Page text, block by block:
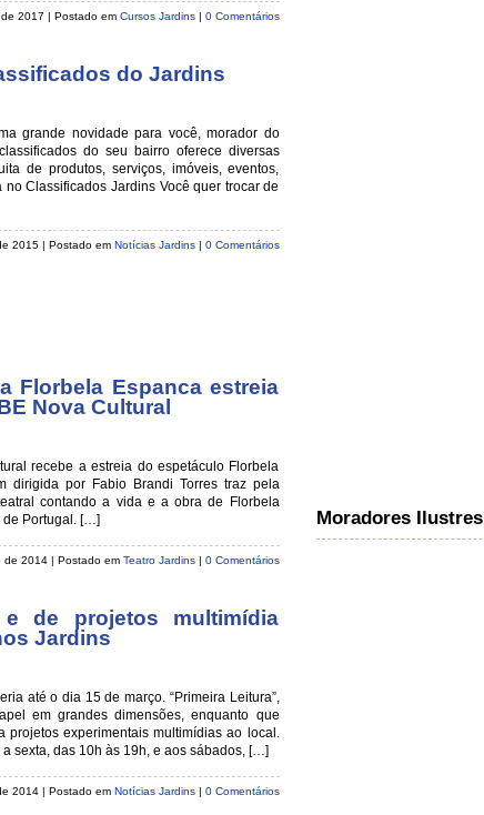
2017 | Postado em Cursos Jardins| 0 Comentários
do Jardins
grande novidade para você, morador do
do seu bairro oferece diversas
de produtos, serviços, imóveis, eventos,
Classificados Jardins Você quer trocar de
2015 | Postado em Notícias Jardins| 0 Comentários
Florbela Espanca estreia
Nova Cultural
recebe a estreia do espetáculo Florbela
dirigida por Fabio Brandi Torres traz pela
contando a vida e a obra de Florbela
de Portugal. […]
de 2014 | Postado em Teatro Jardins| 0 Comentários
de projetos multimídia
Jardins
até o dia 15 de março. “Primeira Leitura”,
em grandes dimensões, enquanto que
projetos experimentais multimídias ao local.
sexta, das 10h às 19h, e aos sábados, […]
2014 | Postado em Notícias Jardins| 0 Comentários
Moradores Ilustres